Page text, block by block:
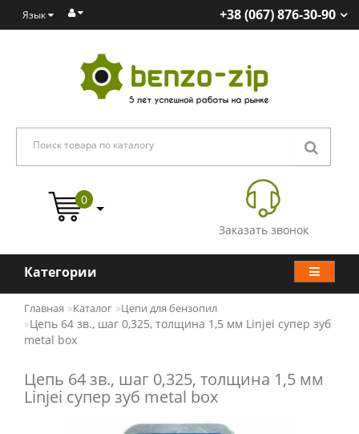
Язык +38 (067) 876-30-90
Заказать звонок
0
Категории
Главная Каталог Цепи для бензопил
Цепь 64 зв., шаг 0,325, толщина 1,5 мм Linjei супер зуб
metal box
Цепь 64 зв., шаг 0,325, толщина 1,5 мм
Linjei супер зуб metal box